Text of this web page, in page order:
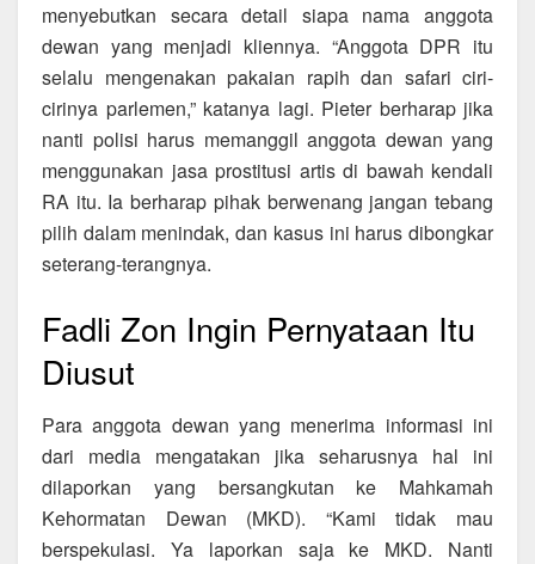
menyebutkan secara detail siapa nama anggota
dewan yang menjadi kliennya. “Anggota DPR itu
selalu mengenakan pakaian rapih dan safari ciri-
cirinya parlemen,” katanya lagi. Pieter berharap jika
nanti polisi harus memanggil anggota dewan yang
menggunakan jasa prostitusi artis di bawah kendali
RA itu. Ia berharap pihak berwenang jangan tebang
pilih dalam menindak, dan kasus ini harus dibongkar
seterang-terangnya.
Fadli Zon Ingin Pernyataan Itu
Diusut
Para anggota dewan yang menerima informasi ini
dari media mengatakan jika seharusnya hal ini
dilaporkan yang bersangkutan ke Mahkamah
Kehormatan Dewan (MKD). “Kami tidak mau
berspekulasi. Ya laporkan saja ke MKD. Nanti